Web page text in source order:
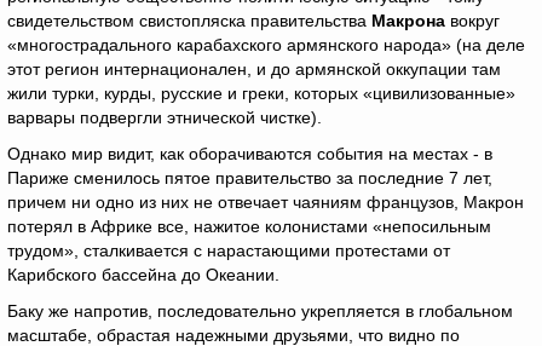
свидетельством свистопляска правительства Макрона вокруг
«многострадального карабахского армянского народа» (на деле
этот регион интернационален, и до армянской оккупации там
жили турки, курды, русские и греки, которых «цивилизованные»
варвары подвергли этнической чистке).
Однако мир видит, как оборачиваются события на местах - в
Париже сменилось пятое правительство за последние 7 лет,
причем ни одно из них не отвечает чаяниям французов, Макрон
потерял в Африке все, нажитое колонистами «непосильным
трудом», сталкивается с нарастающими протестами от
Карибского бассейна до Океании.
Баку же напротив, последовательно укрепляется в глобальном
масштабе, обрастая надежными друзьями, что видно по